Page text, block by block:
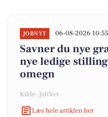
JOBNYT 06-08-2026 10:55
Savner du nye
nye ledige
omegn
Kilde: JobNet
Læs hele artiklen her